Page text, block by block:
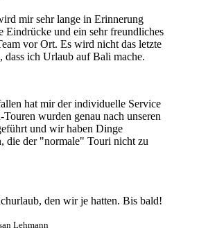
mir sehr lange in Erinnerung
Eindrücke und ein sehr freundliches
vor Ort. Es wird nicht das letzte
dass ich Urlaub auf Bali mache.
hat mir der individuelle Service
wurden genau nach unseren
und wir haben Dinge
die der "normale" Touri nicht zu
den wir je hatten. Bis bald!
Lehmann